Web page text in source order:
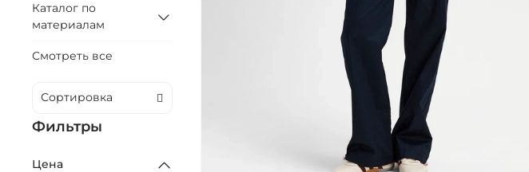
Каталог по
материалам
Смотреть все
Фильтры
Цена